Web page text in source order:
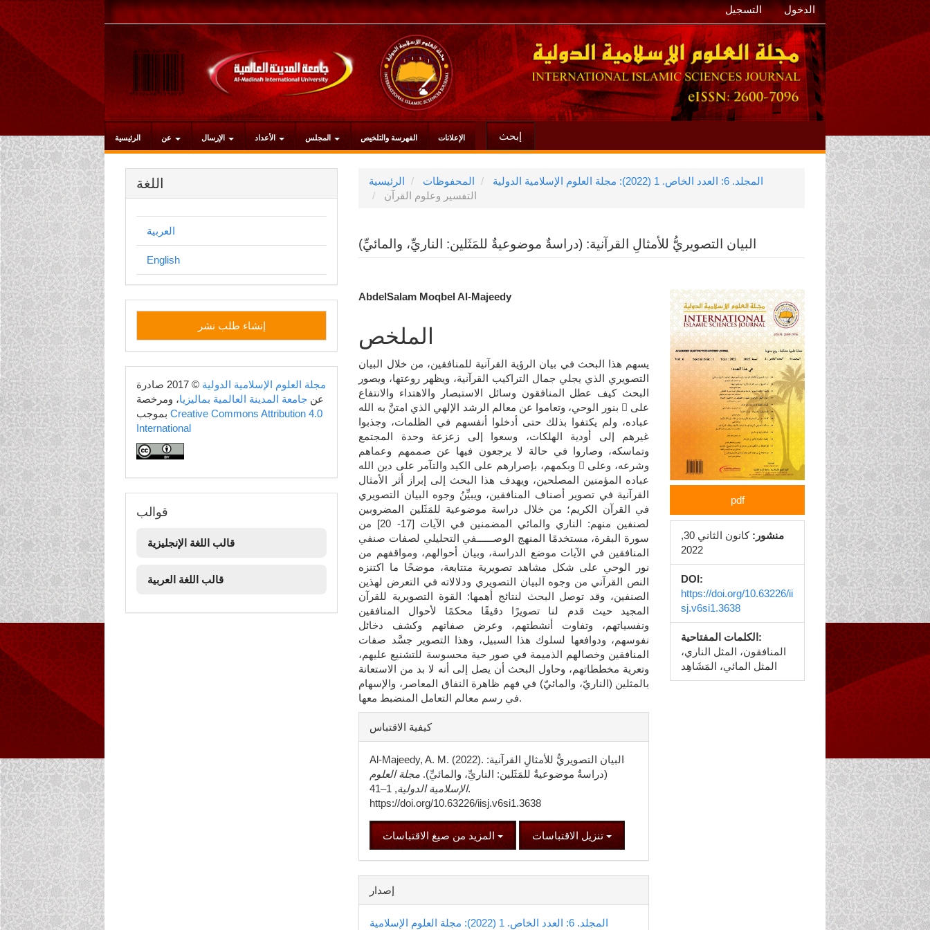
التنقل
الرئيسي
المحتوى
الرئيسي
الشريط
الجانبي
التسجيل الدخول
الرئيسية الأعداد الفهرسة والتلخيص الإعلانات إبحث
الرئيسية المحفوظات
المجلد. 6: العدد الخاص. 1 (2022): مجلة العلوم الإسلامية الدولية
التفسير وعلوم القرآن
البيان التصويريُّ للأمثالِ القرآنية: (دراسةٌ موضوعيةٌ للمَثَلين: الناريِّ، والمائيِّ)
الشريط
الجانبي
للمقالة
pdf
منشور:
كانون الثاني 30,
2022
DOI:
https://doi.org/10.63226/ii
sj.v6si1.3638
الكلمات المفتاحية:
المنافقون، المثل الناري،
المثل المائي، المَشَاهِد
محتوى
المقالة
الرئيسي
AbdelSalam Moqbel Al-Majeedy
الملخص
يسهم هذا البحث في بيان الرؤية القرآنية للمنافقين، من خلال البيان
التصويري الذي يجلي جمال التراكيب القرآنية، ويظهر روعتها، ويصور
البحث كيف عطل المنافقون وسائل الاستبصار والاهتداء والانتفاع
بنور الوحي، وتعاموا عن معالم الرشد الإلهي الذي امتنَّ به الله  على
عباده، ولم يكتفوا بذلك حتى أدخلوا أنفسهم في الظلمات، وجذبوا
غيرهم إلى أودية الهلكات، وسعوا إلى زعزعة وحدة المجتمع
وتماسكه، وصاروا في حالة لا يرجعون فيها عن صممهم وعماهم
وبكمهم، بإصرارهم على الكيد والتآمر على دين الله  وشرعه، وعلى
عباده المؤمنين المصلحين، ويهدف هذا البحث إلى إبراز أثر الأمثال
القرآنية في تصوير أصناف المنافقين، ويبيِّنُ وجوه البيان التصويري
في القرآن الكريم؛ من خلال دراسة موضوعية للمَثَلين المضروبين
لصنفين منهم: الناري والمائي المضمنين في الآيات [17- 20] من
سورة البقرة، مستخدمًا المنهج الوصــــــفي التحليلي لصفات صنفي
المنافقين في الآيات موضع الدراسة، وبيان أحوالهم، ومواقفهم من
نور الوحي على شكل مشاهد تصويرية متتابعة، موضحًا ما اكتنزه
النص القرآني من وجوه البيان التصويري ودلالاته في التعرض لهذين
الصنفين، وقد توصل البحث لنتائج أهمها: القوة التصويرية للقرآن
المجيد حيث قدم لنا تصويرًا دقيقًا محكمًا لأحوال المنافقين
ونفسياتهم، وتفاوت أنشطتهم، وعرض صفاتهم وكشف دخائل
نفوسهم، ودوافعها لسلوك هذا السبيل، وهذا التصوير جسَّد صفات
المنافقين وخصالهم الذميمة في صور حية محسوسة للتشنيع عليهم،
وتعرية مخططاتهم، وحاول البحث أن يصل إلى أنه لا بد من الاستعانة
بالمثلين (الناريّ، والمائيّ) في فهم ظاهرة النفاق المعاصر، والإسهام
في رسم معالم التعامل المنضبط معها.
تفاصيل
المقالة
كيفية الاقتباس
Al-Majeedy, A. M. (2022). البيان التصويريُّ للأمثالِ القرآنية:
(دراسةٌ موضوعيةٌ للمَثَلين: الناريِّ، والمائيِّ). مجلة العلوم
الإسلامية الدولية
, 1–41.
https://doi.org/10.63226/iisj.v6si1.3638
المزيد من صيغ الاقتباسات تنزيل الاقتباسات
إصدار
المجلد. 6: العدد الخاص. 1 (2022): مجلة العلوم الإسلامية
اللغة
العربية
English
إنشاء
طلب
نشر
إنشاء طلب نشر
copyright مجلة العلوم الإسلامية الدولية
© 2017 صادرة
عن جامعة المدينة العالمية بماليزيا، ومرخصة
بموجبCreative Commons Attribution 4.0
International
قوالب
قوالب
قالب اللغة الإنجليزية
قالب اللغة العربية